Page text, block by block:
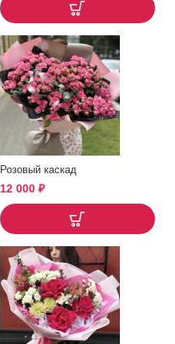
Розовый каскад
12 000 ₽